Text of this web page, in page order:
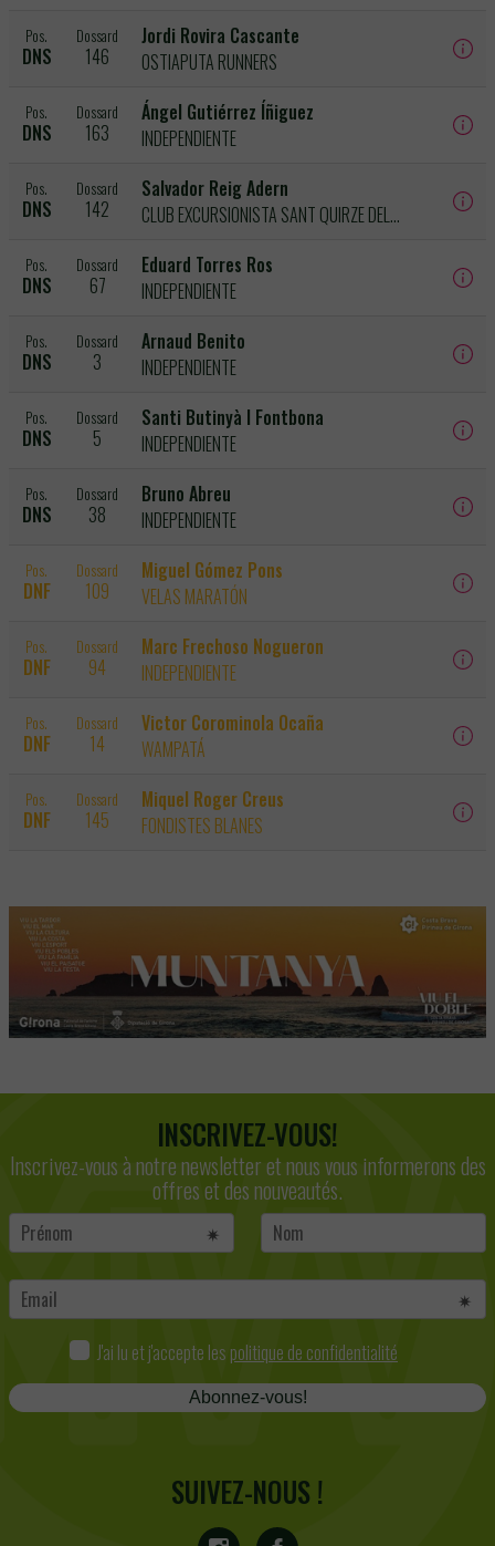
Pos.
DNS
Dossard
146
Jordi Rovira Cascante
OSTIAPUTA RUNNERS
Pos.
DNS
Dossard
163
Ángel Gutiérrez Íñiguez
INDEPENDIENTE
Pos.
DNS
Dossard
142
Salvador Reig Adern
CLUB EXCURSIONISTA SANT QUIRZE DEL VALLÈS
Pos.
DNS
Dossard
67
Eduard Torres Ros
INDEPENDIENTE
Pos.
DNS
Dossard
3
Arnaud Benito
INDEPENDIENTE
Pos.
DNS
Dossard
5
Santi Butinyà I Fontbona
INDEPENDIENTE
Pos.
DNS
Dossard
38
Bruno Abreu
INDEPENDIENTE
Pos.
DNF
Dossard
109
Miguel Gómez Pons
VELAS MARATÓN
Pos.
DNF
Dossard
94
Marc Frechoso Nogueron
INDEPENDIENTE
Pos.
DNF
Dossard
14
Victor Corominola Ocaña
WAMPATÁ
Pos.
DNF
Dossard
145
Miquel Roger Creus
FONDISTES BLANES
INSCRIVEZ-VOUS!
Inscrivez-vous à notre newsletter et nous vous informerons des
offres et des nouveautés.
J'ai lu et j'accepte les politique de confidentialité
Abonnez-vous!
SUIVEZ-NOUS !